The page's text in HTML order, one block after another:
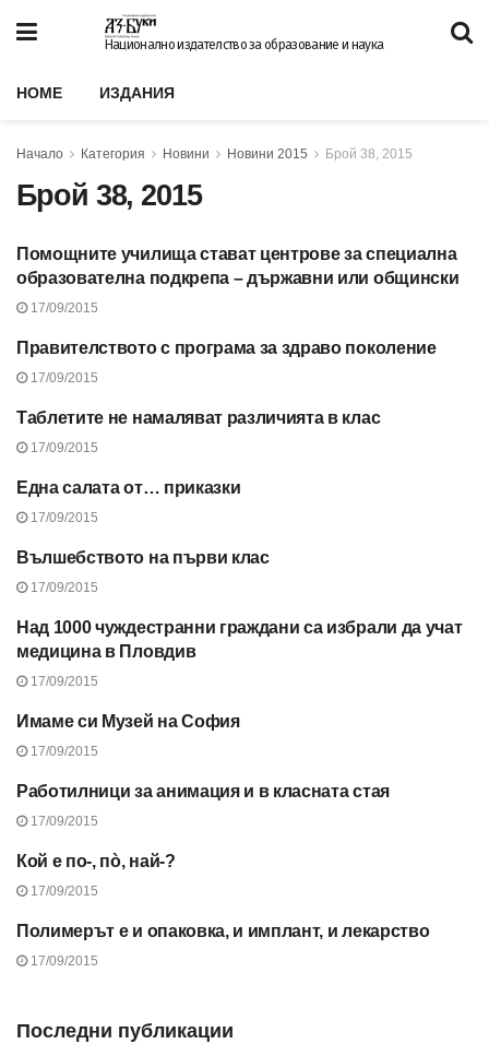
Национално издателство за образование и наука
HOME ИЗДАНИЯ
Начало Категория Новини Новини 2015 Брой 38, 2015
Брой 38, 2015
БРОЙ 38, 2015
Помощните училища стават центрове за специална
образователна подкрепа – държавни или общински
17/09/2015
БРОЙ 38, 2015
Правителството с програма за здраво поколение
17/09/2015
БРОЙ 38, 2015
Таблетите не намаляват различията в клас
17/09/2015
БРОЙ 38, 2015
Една салата от… приказки
17/09/2015
БРОЙ 38, 2015
Вълшебството на първи клас
17/09/2015
БРОЙ 38, 2015
Над 1000 чуждестранни граждани са избрали да учат
медицина в Пловдив
17/09/2015
БРОЙ 38, 2015
Имаме си Музей на София
17/09/2015
БРОЙ 38, 2015
Работилници за анимация и в класната стая
17/09/2015
БРОЙ 38, 2015
Кой е по-, пò, най-?
17/09/2015
БРОЙ 38, 2015
Полимерът е и опаковка, и имплант, и лекарство
17/09/2015
Последни публикации